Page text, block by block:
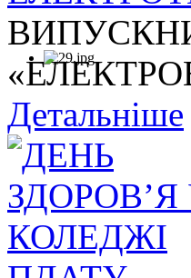
Детальніше